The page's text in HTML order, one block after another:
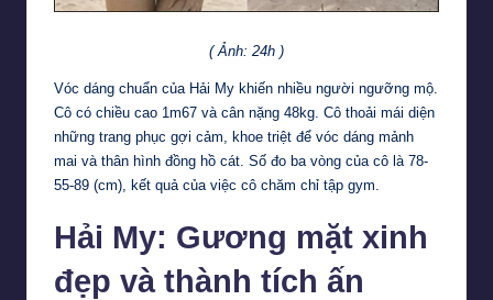
( Ảnh: 24h )
Vóc dáng chuẩn của Hải My khiến nhiều người ngưỡng mộ.
Cô có chiều cao 1m67 và cân nặng 48kg. Cô thoải mái diện
những trang phục gợi cảm, khoe triệt để vóc dáng mảnh
mai và thân hình đồng hồ cát. Số đo ba vòng của cô là 78-
55-89 (cm), kết quả của việc cô chăm chỉ tập gym.
Hải My: Gương mặt xinh
đẹp và thành tích ấn